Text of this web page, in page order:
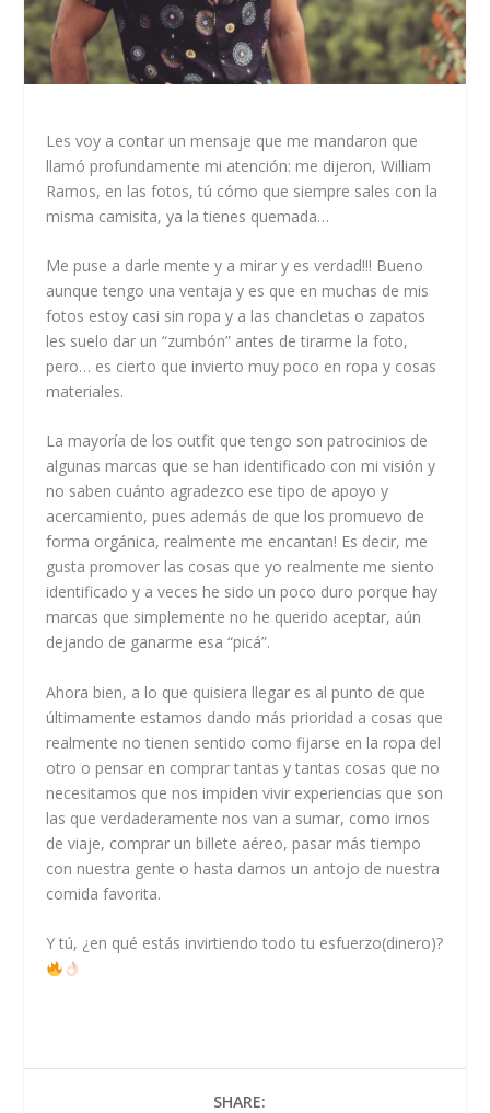
Les voy a contar un mensaje que me mandaron que
llamó profundamente mi atención: me dijeron, William
Ramos, en las fotos, tú cómo que siempre sales con la
misma camisita, ya la tienes quemada…
Me puse a darle mente y a mirar y es verdad!!! Bueno
aunque tengo una ventaja y es que en muchas de mis
fotos estoy casi sin ropa y a las chancletas o zapatos
les suelo dar un “zumbón” antes de tirarme la foto,
pero… es cierto que invierto muy poco en ropa y cosas
materiales.
La mayoría de los outfit que tengo son patrocinios de
algunas marcas que se han identificado con mi visión y
no saben cuánto agradezco ese tipo de apoyo y
acercamiento, pues además de que los promuevo de
forma orgánica, realmente me encantan! Es decir, me
gusta promover las cosas que yo realmente me siento
identificado y a veces he sido un poco duro porque hay
marcas que simplemente no he querido aceptar, aún
dejando de ganarme esa “picá”.
Ahora bien, a lo que quisiera llegar es al punto de que
últimamente estamos dando más prioridad a cosas que
realmente no tienen sentido como fijarse en la ropa del
otro o pensar en comprar tantas y tantas cosas que no
necesitamos que nos impiden vivir experiencias que son
las que verdaderamente nos van a sumar, como irnos
de viaje, comprar un billete aéreo, pasar más tiempo
con nuestra gente o hasta darnos un antojo de nuestra
comida favorita.
Y tú, ¿en qué estás invirtiendo todo tu esfuerzo(dinero)?
SHARE: